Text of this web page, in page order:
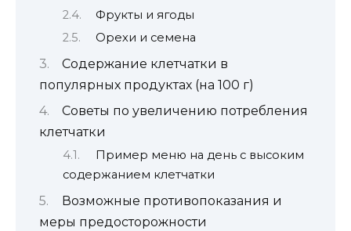
Фрукты и ягоды
Орехи и семена
Содержание клетчатки в
популярных продуктах (на 100 г)
Советы по увеличению потребления
клетчатки
Пример меню на день с высоким
содержанием клетчатки
Возможные противопоказания и
меры предосторожности